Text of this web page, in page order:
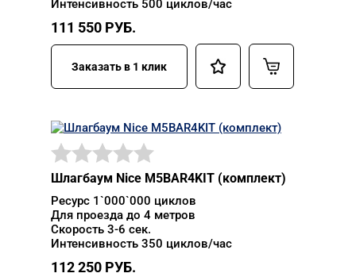
Интенсивность 500 циклов/час
111 550 РУБ.
Заказать в 1 клик
Шлагбаум Nice M5BAR4KIT (комплект)
Ресурс 1`000`000 циклов
Для проезда до 4 метров
Скорость 3-6 сек.
Интенсивность 350 циклов/час
112 250 РУБ.